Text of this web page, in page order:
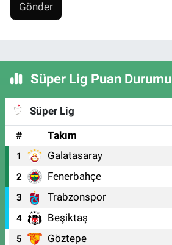
Gönder
Süper Lig Puan Durumu
Süper Lig
#
Takım
1 Galatasaray
2 Fenerbahçe
3 Trabzonspor
4 Beşiktaş
5 Göztepe